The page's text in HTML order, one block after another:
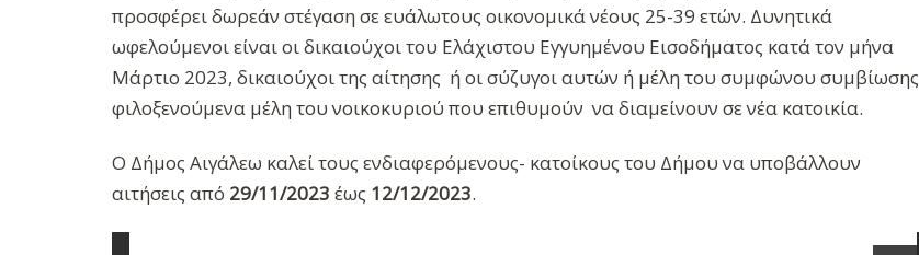
προσφέρει δωρεάν στέγαση σε ευάλωτους οικονομικά νέους 25-39 ετών. Δυνητικά
ωφελούμενοι είναι οι δικαιούχοι του Ελάχιστου Εγγυημένου Εισοδήματος κατά τον μήνα
Μάρτιο 2023, δικαιούχοι της αίτησης ή οι σύζυγοι αυτών ή μέλη του συμφώνου
φιλοξενούμενα μέλη του νοικοκυριού που επιθυμούν να διαμείνουν σε νέα κατοικία.
Ο Δήμος Αιγάλεω καλεί τους ενδιαφερόμενους- κατοίκους του Δήμου να υποβάλλουν
αιτήσεις από 29/11/2023 έως 12/12/2023.